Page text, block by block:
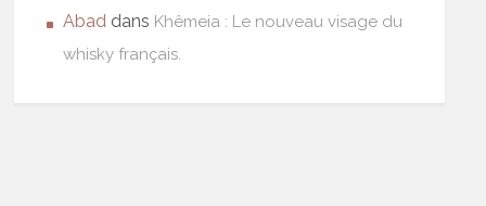
Abad dans Khêmeia : Le nouveau visage du
whisky français.